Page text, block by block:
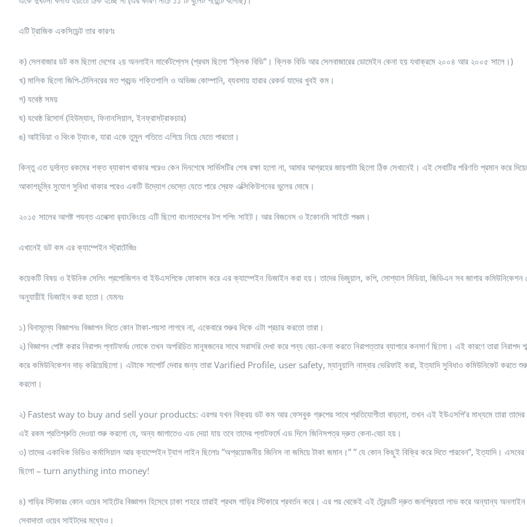
এটি ট্রাজিক একসিডেন্ট তার কারণঃ
ক) সেলবাজার ডট কম ছিলো দেশের ২য় অনলাইন মার্কেটপ্লেস (প্রথম ছিলো “ক্লিক বিডি”। ক্লিক বিডি আর সেলবাজারের ডোমেইন কেনা হয় যথাক্রমে ২০০৪ আর ২০০৫ সালে।)
খ) মালিক ছিলো জিপি-টেলিনরের মত প্রচন্ড শক্তিশালি ও অভিজ্ঞ কোম্পানি, ব্যবসায় হারার রেকর্ড যাদের খুবই কম।
গ) যথেষ্ঠ সময়
ঘ) যথেষ্ঠ রিসোর্স (হিউম্যান, ফিনানসিয়াল, ইনফ্রাসট্রাকচার)
ঙ) আইডিয়া ও থিংক ট্যাংক, যারা একে তুমুল গতিতে এগিয়ে নিয়ে যেতে পারতো।
কিন্তু এত দুর্দান্ত রকমের শক্ত ব্যাকাপ থাকার পরেও কেন দিনশেষে সার্ভিসটির শেষ রক্ষা হলো না, আমার আগ্রহের জায়গাটা ছিলো ঠিক সেখানেই। এই সেবাটির পরিণতি প্রমান করে
আকাশচুম্বি সুযোগ সুবিধা থাকার পরেও একটি উদ্যোগ ভেস্তে যেতে পারে স্রেফ এক্সিকিউশনের ভুলের দোষে।
২০১৫ সালের আগষ্ট পযন্ত এলেক্সা র‌্যাংকিংয়ে এটি ছিলো বাংলাদেশের টপ শপিং সাইট। আর বিজনেস ও ইকোনমি সাইটে পঞ্চম।
এখানেই ডট কম এর ক্যাম্পেইন স্ট্রাটেজিঃ
কয়েকটি বিষয় ও ইউনিক সেলিং প্রপোজিশন বা ইউএসপিকে ফোকাস করে এর ক্যাম্পেইন ডিজাইন করা হয়। তাদের ভিজুয়াল, কপি, সোশ্যাল মিডিয়া, জিডিএন সব জাগার কমিউনিকেশন
অনুযায়ীই ডিজাইন করা হতো। যেমনঃ
১) বিনামূল্যে বিজ্ঞাপনঃ বিজ্ঞাপন দিতে কোন টাকা-পয়সা লাগবে না, একেবারে শুরুর দিকে এটা প্রচার করতো তারা।
২) বিজ্ঞাপন পোষ্ট করার নিরাপদ প্লাটফর্মঃ লোকে তখন অপরিচিত মানুষজনের সাথে সরাসরি দেখা করে পন্য বেচা-কেনা করতে নিরাপত্তার ব্যাপারে কনসার্ণ ছিলো। এই কারণে তারা নিরাপদ
করে কমিউনিকেশন দাড় করিয়েছিলো। এটাকে সাপোর্ট দেবার জন্য তারা Varified Profile, user safety, ম্যানুয়ালি নাম্বার ভেরিফাই করা, ইত্যাদি সুবিধাও কমিউনিকেট করতে
করলো।
২) Fastest way to buy and sell your products: এরপর যখন বিক্রয় ডট কম আর ফেসবুক গ্রুপের সাথে প্রতিযোগীতা বাড়লো, তখন এই ইউএসপি’র মাধ্যমে তারা তাদের
এই রকম প্রতিশ্রুতি দেওয়া শুরু করলো যে, অন্য জাগাতেও এড দেয়া যায় তবে তাদের প্লাটফর্মে এড দিলে জিনিসপত্র দ্রুত কেনা-বেচা হয়।
৩) তাদের একাধিক ভিডিও কর্মাসিয়াল আর ক্যাম্পেইন ট্যাগ লাইন ছিলোঃ ”অপ্রয়োজনীয় জিনিস না জমিয়ে টাকা জমান।” ” যে কোন কিছুই বিক্রি করে দিতে পারবেন”, ইত্যাদি।
ছিলো – turn anything into money!
৪) গাড়ির স্টিকারঃ কোন ওয়েব সাইটের বিজ্ঞাপন হিসেবে ঢাকা শহরে তারাই প্রথম গাড়ির স্টিকারে প্রবর্তন করে। এর পর থেকেই এই ট্রেন্ডটি দ্রুত জনপ্রিয়তা লাভ করে অন্যান্য অনলাইন
সেবাদাতা ওয়েব সাইটদের মধ্যেও।